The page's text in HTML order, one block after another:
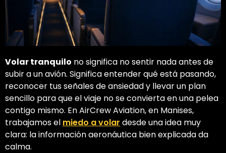
Volar tranquilo no significa no sentir nada antes de
subir a un avión. Significa entender qué está pasando,
reconocer tus señales de ansiedad y llevar un plan
sencillo para que el viaje no se convierta en una pelea
contigo mismo. En AirCrew Aviation, en Manises,
trabajamos el miedo a volar desde una idea muy
clara: la información aeronáutica bien explicada da
calma.